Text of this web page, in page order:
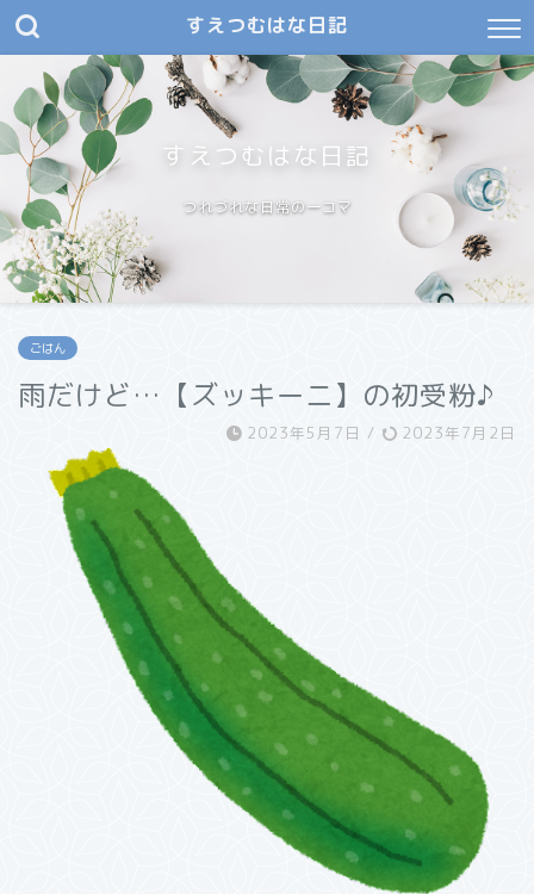
すえつむはな日記
すえつむはな日記
つれづれな日常の一コマ
ごはん
雨だけど…【ズッキーニ】の初受粉♪
2023年5月7日 / 2023年7月2日